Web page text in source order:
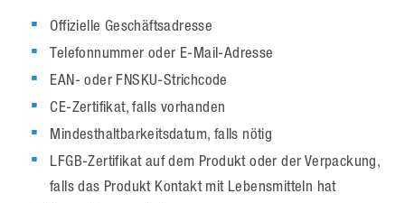
Offizielle Geschäftsadresse
Telefonnummer oder E-Mail-Adresse
EAN- oder FNSKU-Strichcode
CE-Zertifikat, falls vorhanden
Mindesthaltbarkeitsdatum, falls nötig
LFGB-Zertifikat auf dem Produkt oder der Verpackung,
falls das Produkt Kontakt mit Lebensmitteln hat